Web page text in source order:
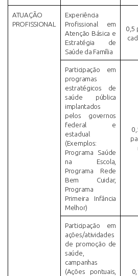
ATUAÇÃO
PROFISSIONAL
Experiência
Profissional em
Atenção Básica e
Estratégia de
Saúde da Família
0,5
Participação em
programas
estratégicos de
saúde pública
implantados
pelos governos
federal e
estadual
(Exemplos:
Programa Saúde
na Escola,
Programa Rede
Bem Cuidar,
Programa
Primeira Infância
Melhor)
Participação em
ações/atividades
de promoção de
saúde,
campanhas
(Ações pontuais,